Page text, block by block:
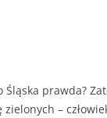
prawda?
–